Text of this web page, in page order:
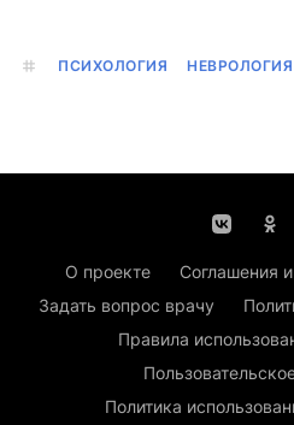
ПСИХОЛОГИЯ НЕВРОЛОГИЯ
О проекте Соглашения
Задать вопрос врачу
Правила
Политика